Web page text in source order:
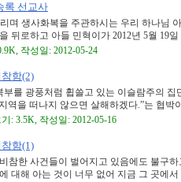
록 선교사
며 생사화복을 주관하시는 우리 하나님
뒤로하고 아들 민혁이가 2012년 5월 19일
작성일: 2012-05-24
함(2)
부를 광풍처럼 휩쓸고 있는 이슬람주의
역을 떠나지 않으면 살해하겠다.”는 협박
: 3.5K, 작성일: 2012-05-16
함(1)
참한 사건들이 벌어지고 있음에도 불구
에 대해 아는 것이 너무 없어 지금 그 곳에서